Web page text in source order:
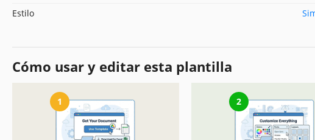
Estilo
Cómo usar y editar esta plantilla
1 2